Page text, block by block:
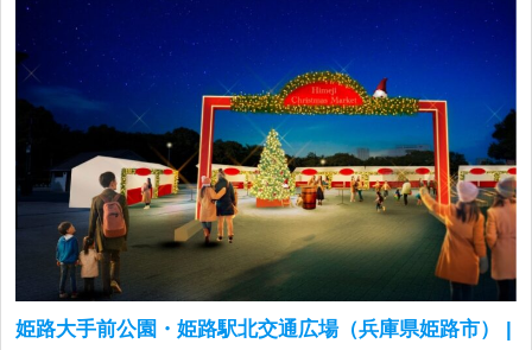
姫路大手前公園・姫路駅北交通広場（兵庫県姫路市） |